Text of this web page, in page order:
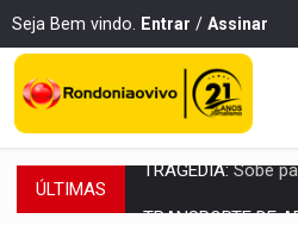
Seja Bem vindo. Entrar / Assinar
ÚLTIMAS